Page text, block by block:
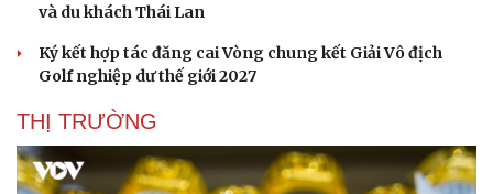
và du khách Thái Lan
Ký kết hợp tác đăng cai Vòng chung kết Giải Vô địch
Golf nghiệp dư thế giới 2027
THỊ TRƯỜNG